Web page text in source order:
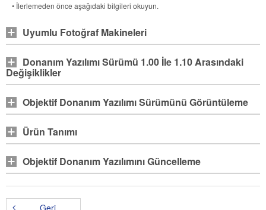
• İlerlemeden önce aşağıdaki bilgileri okuyun.
Uyumlu Fotoğraf Makineleri
Donanım Yazılımı Sürümü 1.00 İle 1.10 Arasındaki
Değişiklikler
Objektif Donanım Yazılımı Sürümünü Görüntüleme
Ürün Tanımı
Objektif Donanım Yazılımını Güncelleme
Geri